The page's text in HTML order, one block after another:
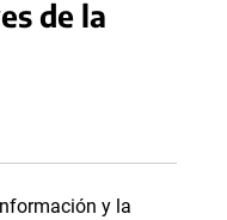
de la
y la